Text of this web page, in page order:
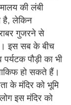
की लंबी
है, लेकिन
गुजरने से
इस सब के बीच
पौड़ी का भी
हो सकते हैं।
के मंदिर को भूमि
इस मंदिर को